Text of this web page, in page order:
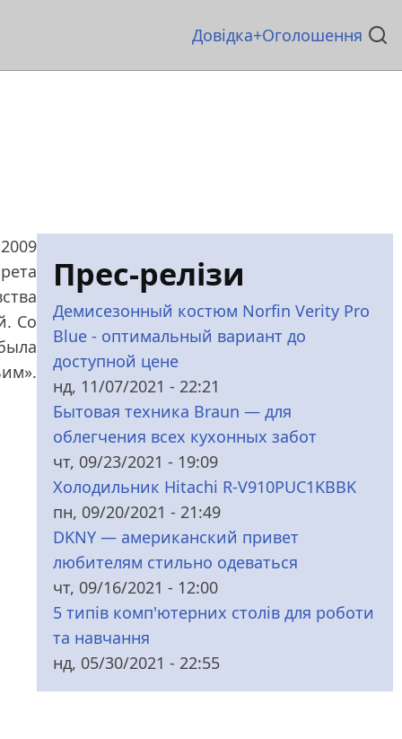
Основна
Довідка Оголошення
Со
Прес-релізи
Демисезонный костюм Norfin Verity Pro
Blue - оптимальный вариант до
доступной цене
нд, 11/07/2021 - 22:21
Бытовая техника Braun — для
облегчения всех кухонных забот
чт, 09/23/2021 - 19:09
Холодильник Hitachi R-V910PUC1KBBK
пн, 09/20/2021 - 21:49
DKNY — американский привет
любителям стильно одеваться
чт, 09/16/2021 - 12:00
5 типів комп'ютерних столів для роботи
та навчання
нд, 05/30/2021 - 22:55